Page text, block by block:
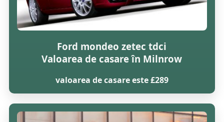
Ford mondeo zetec tdci
Valoarea de casare în Milnrow
valoarea de casare este £289